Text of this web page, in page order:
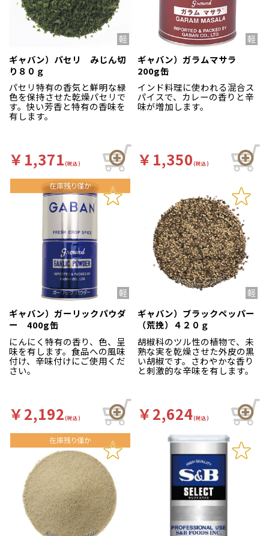
ギャバン）パセリ みじん切
り８０ｇ
パセリ特有の香気と鮮明な緑
色を保持させた乾燥パセリで
す。快い芳香と特有の香味を
有します。
￥1,371(税込)
ギャバン）ガラムマサラ
200g缶
インド料理に使われる混合ス
パイスで、カレーの香りと辛
味が増加します。
￥1,350(税込)
ギャバン）ガーリックパウダ
ー 400g缶
にんにく特有の香り、色、呈
味を有します。食品への風味
付け、辛味付けにご使用くだ
さい。
￥2,192(税込)
ギャバン）ブラックペッパー
（荒挽）４２０ｇ
胡椒科のツル性の植物で、未
熟な実を乾燥させた外皮の黒
い胡椒です。さわやかな香り
と刺激的な辛味を有します。
￥2,624(税込)